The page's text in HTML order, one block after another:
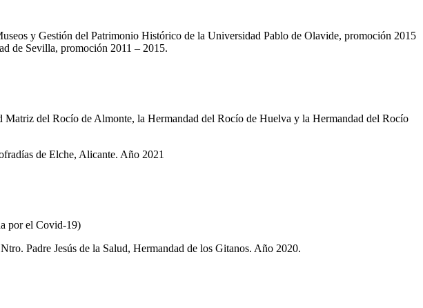
y Gestión del Patrimonio Histórico de la Universidad Pablo de Olavide, promoción 2015
de Sevilla, promoción 2011 – 2015.
del Rocío de Almonte, la Hermandad del Rocío de Huelva y la Hermandad del Rocío
de Elche, Alicante. Año 2021
por el Covid-19)
Padre Jesús de la Salud, Hermandad de los Gitanos. Año 2020.